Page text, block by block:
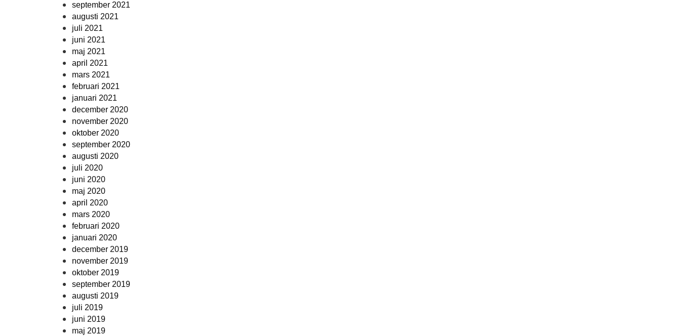
september 2021
augusti 2021
juli 2021
juni 2021
maj 2021
april 2021
mars 2021
februari 2021
januari 2021
december 2020
november 2020
oktober 2020
september 2020
augusti 2020
juli 2020
juni 2020
maj 2020
april 2020
mars 2020
februari 2020
januari 2020
december 2019
november 2019
oktober 2019
september 2019
augusti 2019
juli 2019
juni 2019
maj 2019